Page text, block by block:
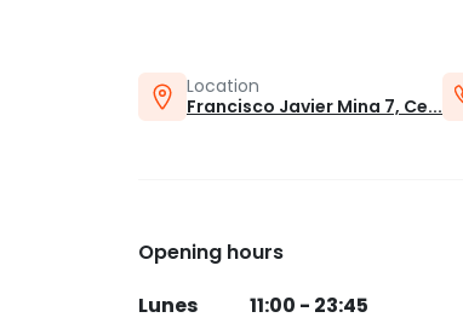
Location
Francisco Javier Mina 7, Ce...
Opening hours
Lunes
11:00 - 23:45